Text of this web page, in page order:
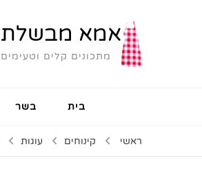
אמא מבשלת
מתכונים קלים וטעימים
בית בשר
ראשי קינוחים עוגות